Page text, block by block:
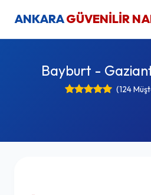
ANKARAGÜVENİLİR
Bayburt -
(124